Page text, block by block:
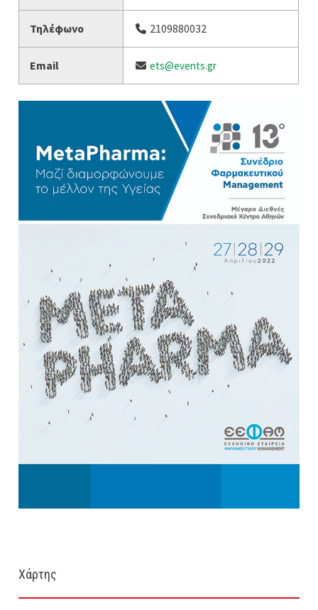
Τηλέφωνο 2109880032
Email ets@events.gr
Χάρτης